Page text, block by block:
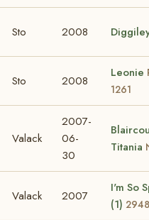
Sto 2008
Sto 2008
Leonie
1261
Valack
2007-
06-
30
Titania
Valack 2007
I'm So
(1)